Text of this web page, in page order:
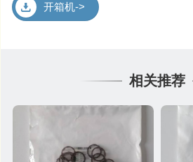
开箱机->
相关推荐